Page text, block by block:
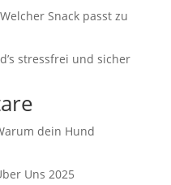
Snack passt zu
stressfrei und sicher
dein Hund
Uns 2025